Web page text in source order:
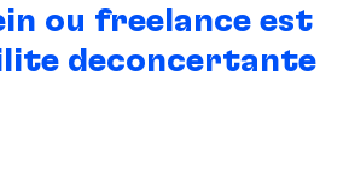
ou freelance est
déconcertante